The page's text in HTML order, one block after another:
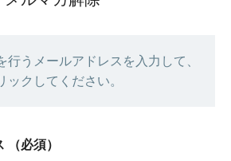
行うメールアドレスを入力して、
ックしてください。
（必須）